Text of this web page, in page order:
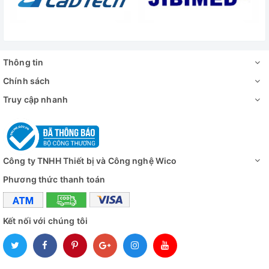
Khối lượng 154 Kg
Đánh giá
Thông tin
Chính sách
Truy cập nhanh
Công ty TNHH Thiết bị và Công nghệ Wico
Phương thức thanh toán
Kết nối với chúng tôi